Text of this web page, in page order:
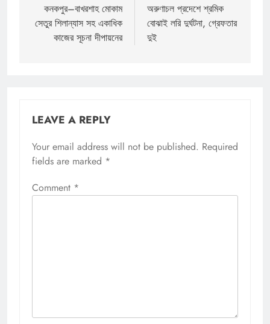
navigation
কনকপুর–বাখরশাহ মোকাম
সেতুর শিলান্যাস সহ একাধিক
কাজের সূচনা দীপায়নের
অরুণাচল প্রদেশে শ্রমিক
বোঝাই লরি দুর্ঘটনা, গ্রেফতার
দুই
LEAVE A REPLY
Your email address will not be published. Required
fields are marked *
Comment *